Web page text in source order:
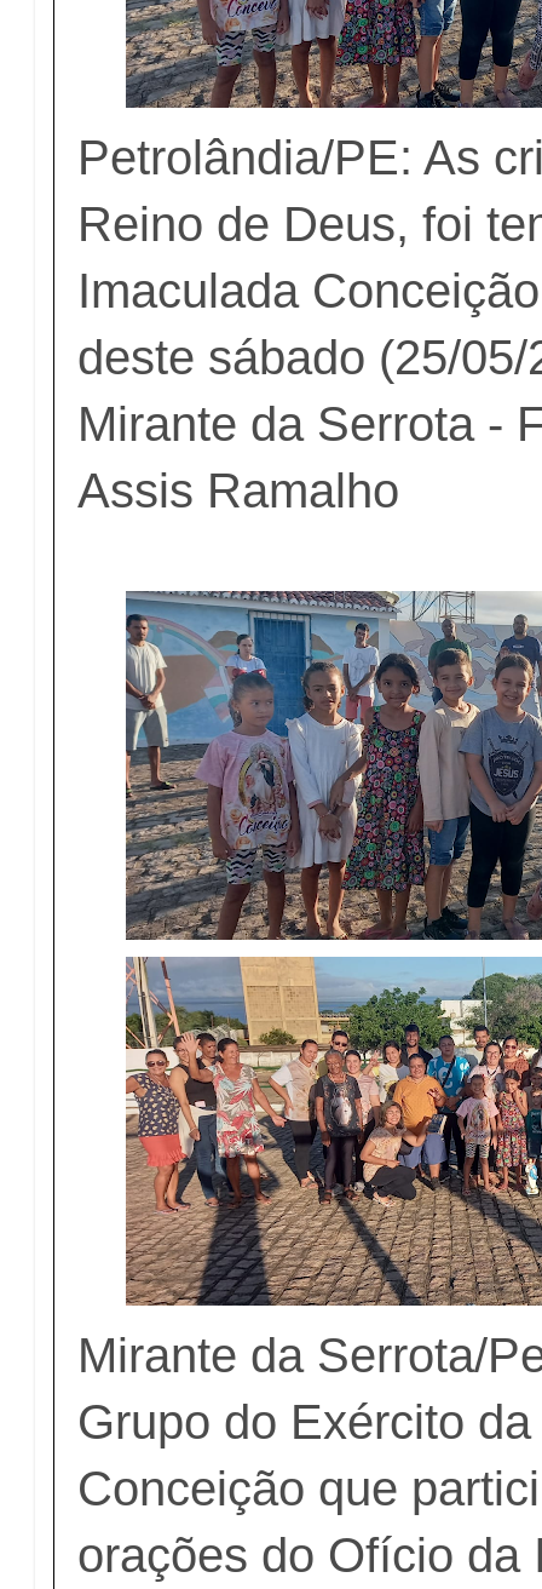
Petrolândia/PE: As
Reino de Deus, foi
Imaculada
deste sábado (25/
Mirante da Serrota -
Assis Ramalho
Mirante da Serrota/
Grupo do Exército
Conceição que
orações do Ofício da